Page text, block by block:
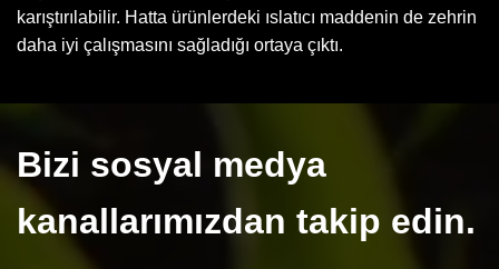
karıştırılabilir. Hatta ürünlerdeki ıslatıcı maddenin de zehrin
daha iyi çalışmasını sağladığı ortaya çıktı.
Bizi sosyal medya
kanallarımızdan takip edin.